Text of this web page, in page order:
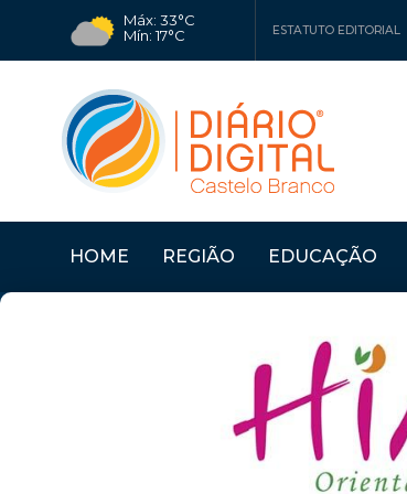
Máx: 33°C
Mín: 17°C
ESTATUTO EDITORIAL
HOME REGIÃO EDUCAÇÃO
"PRÉMIO